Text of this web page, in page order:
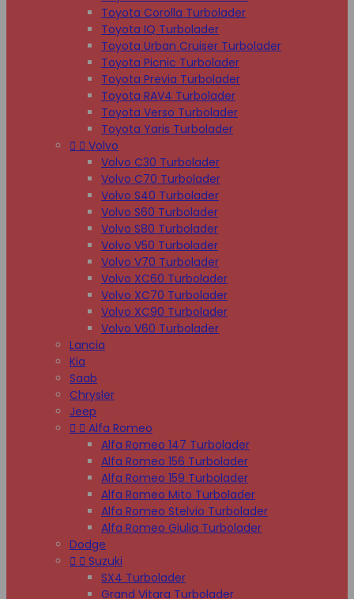
Toyota Corolla Turbolader
Toyota IQ Turbolader
Toyota Urban Cruiser Turbolader
Toyota Picnic Turbolader
Toyota Previa Turbolader
Toyota RAV4 Turbolader
Toyota Verso Turbolader
Toyota Yaris Turbolader
  Volvo
Volvo C30 Turbolader
Volvo C70 Turbolader
Volvo S40 Turbolader
Volvo S60 Turbolader
Volvo S80 Turbolader
Volvo V50 Turbolader
Volvo V70 Turbolader
Volvo XC60 Turbolader
Volvo XC70 Turbolader
Volvo XC90 Turbolader
Volvo V60 Turbolader
Lancia
Kia
Saab
Chrysler
Jeep
  Alfa Romeo
Alfa Romeo 147 Turbolader
Alfa Romeo 156 Turbolader
Alfa Romeo 159 Turbolader
Alfa Romeo Mito Turbolader
Alfa Romeo Stelvio Turbolader
Alfa Romeo Giulia Turbolader
Dodge
  Suzuki
SX4 Turbolader
Grand Vitara Turbolader